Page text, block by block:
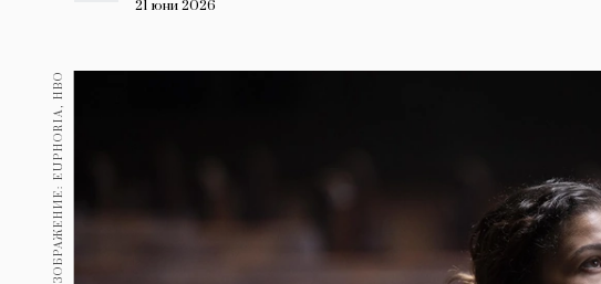
Здраве
Gentlemen
Wellness 1817
21 юни 2026